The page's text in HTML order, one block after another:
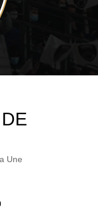
Une